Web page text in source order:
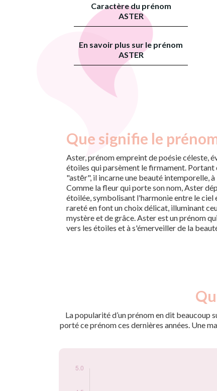
Caractère du prénom
ASTER
En savoir plus sur le prénom
ASTER
Que signifie le
Aster, prénom empreint de poésie céleste,
étoiles qui parsèment le firmament. Portant
"astēr", il incarne une beauté intemporelle,
Comme la fleur qui porte son nom, Aster
étoilée, symbolisant l'harmonie entre le ciel
rareté en font un choix délicat, illuminant
mystère et de grâce. Aster est un prénom
vers les étoiles et à s'émerveiller de la
La popularité d’un prénom en dit beaucoup
porté ce prénom ces dernières années. Une
Popularité du
2024
5